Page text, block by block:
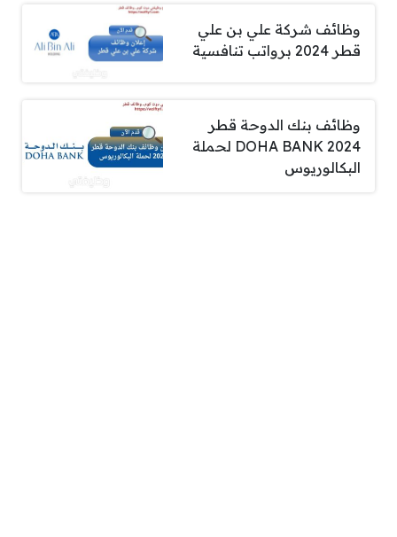
وظائف شركة علي بن علي
قطر 2024 برواتب تنافسية
وظائف بنك الدوحة قطر
DOHA BANK 2024 لحملة
البكالوريوس